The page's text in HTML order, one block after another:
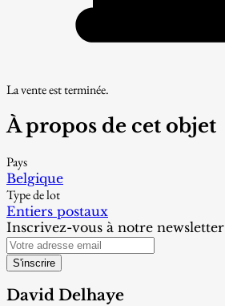
La vente est terminée.
À propos de cet objet
Pays
Belgique
Type de lot
Entiers postaux
Inscrivez-vous à notre newsletter
S'inscrire
David Delhaye